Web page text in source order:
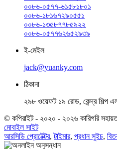
০০৮৬-০৫৭৭-৬১৫৮১৮০১
০০৮৬-১৮১৬৭২৯০৫৫১
০০৮৬-১৩৫৮৭৭৮৫৯২২
০০৮৬-০৫৭৭৬২৬৫২৯৩৯
ই-মেইল
jack@yuanky.com
ঠিকানা
২৯৮ ওয়েফট ১৯ রোড, কেন্দ্র শিল্প
© কপিরাইট - ২০২০ - ২০২৬ কারিগরি
মোবাইল সাইট
আরসিডি প্রোটেক্টর,টাইমার, প্রধান সুইচ,